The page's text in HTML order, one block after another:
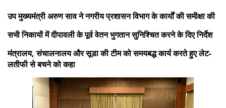
उप मुख्यमंत्री अरुण साव ने नगरीय प्रशासन विभाग के कार्यों की समीक्षा की
सभी निकायों में दीपावली के पूर्व वेतन भुगतान सुनिश्चित करने के दिए निर्देश
मंत्रालय, संचालनालय और सूडा की टीम को समयबद्ध कार्य करते हुए लेट-
लतीफी से बचने को कहा